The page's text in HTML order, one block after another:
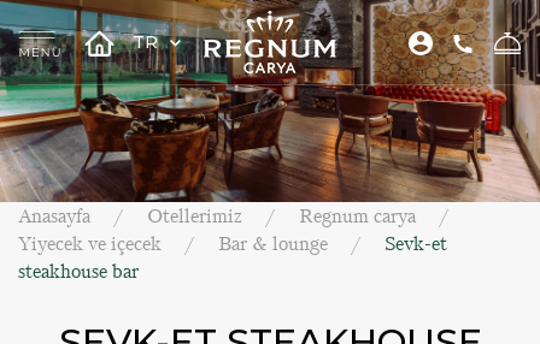
TR
Anasayfa Otellerimiz
Regnum carya
Yiyecek ve içecek
Bar & lounge
Sevk-et
steakhouse bar